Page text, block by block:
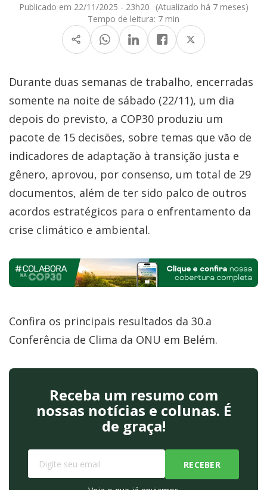
Publicado em 22/11/2025 - 23h20
(Atualizado há 7 meses)
Tempo de leitura: 7 min
Durante duas semanas de trabalho, encerradas
somente na noite de sábado (22/11), um dia
depois do previsto, a COP30 produziu um
pacote de 15 decisões, sobre temas que vão de
indicadores de adaptação à transição justa e
gênero, aprovou, por consenso, um total de 29
documentos, além de ter sido palco de outros
acordos estratégicos para o enfrentamento da
crise climático e ambiental.
Confira os principais resultados da 30.a
Conferência de Clima da ONU em Belém.
Receba um resumo com
nossas notícias e colunas. É
de graça!